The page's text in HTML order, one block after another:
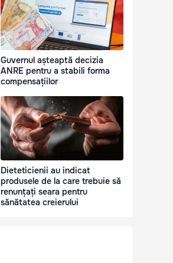
Guvernul așteaptă decizia
ANRE pentru a stabili forma
compensațiilor
Dieteticienii au indicat
produsele de la care trebuie să
renunțați seara pentru
sănătatea creierului